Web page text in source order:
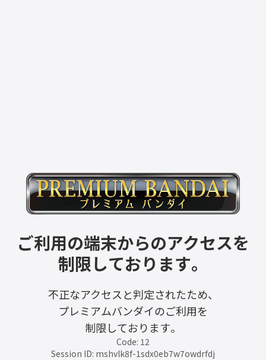
ご利用の端末からのアクセスを
制限しております。
不正なアクセスと判定されたため、
プレミアムバンダイのご利用を
制限しております。
Code: 12
Session ID: mshvlk8f-1sdx0eb7w7owdrfdj